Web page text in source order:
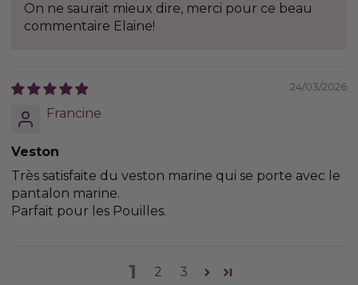
On ne saurait mieux dire, merci pour ce beau
commentaire Elaine!
24/03/2026
Francine
Veston
Très satisfaite du veston marine qui se porte avec le
pantalon marine.
Parfait pour les Pouilles.
1 2 3